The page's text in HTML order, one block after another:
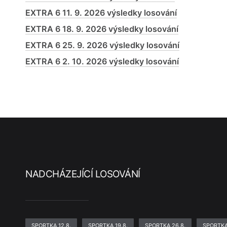
EXTRA 6 11. 9. 2026 výsledky losování
EXTRA 6 18. 9. 2026 výsledky losování
EXTRA 6 25. 9. 2026 výsledky losování
EXTRA 6 2. 10. 2026 výsledky losování
NADCHÁZEJÍCÍ LOSOVÁNÍ
SPORTKA 12.8. SPORTKA 19.8. SPORTKA 26.8.